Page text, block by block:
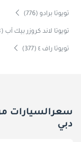
تويوتا برادو (776)
تويوتا لاند كروزر بيك آب (428)
تويوتا راف ٤ (377)
دبي